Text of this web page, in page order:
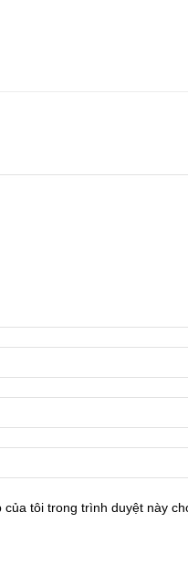
tôi trong trình duyệt này